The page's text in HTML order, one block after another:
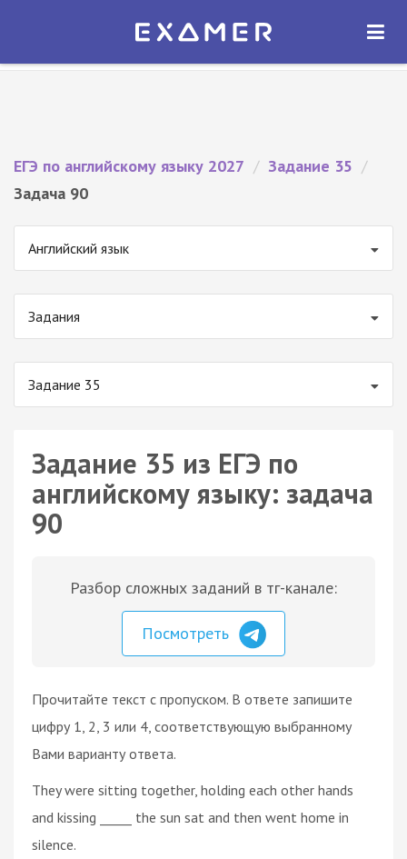
Экзамер — ЕГЭ 2027
ОТКРЫТЬ
ЕГЭ по английскому языку 2027 / Задание 35 /
Задача 90
Английский язык
Задания
Задание 35
Задание 35 из ЕГЭ по
английскому языку: задача
90
Разбор сложных заданий в тг-канале:
Посмотреть
Прочитайте текст с пропуском. В ответе запишите
цифру 1, 2, 3 или 4, соответствующую выбранному
Вами варианту ответа.
They were sitting together, holding each other hands
and kissing _____ the sun sat and then went home in
silence.